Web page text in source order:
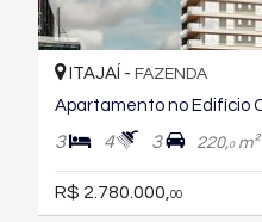
ITAJAÍ - FAZENDA
3 4 3 220,0m²
R$ 2.780.000, 00